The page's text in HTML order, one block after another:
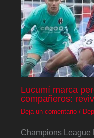
Lucumí marca
compañeros:
Deja un comentario /
Champions League